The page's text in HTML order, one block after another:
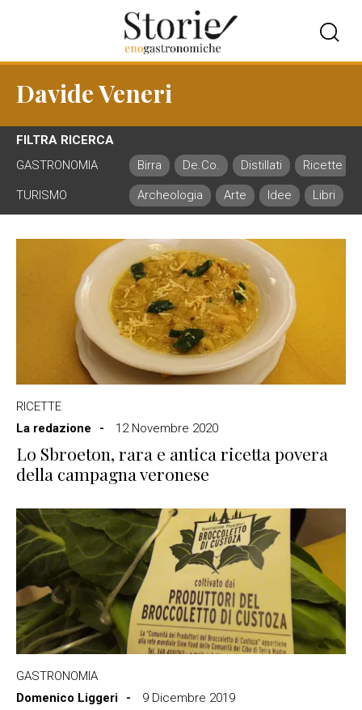
Davide Veneri
FILTRA RICERCA
GASTRONOMIA
Birra De.Co. Distillati Ricette
TURISMO Archeologia Arte Idee Libri
RICETTE
La redazione
12 Novembre 2020
Lo Sbroeton, rara e antica ricetta povera
della campagna veronese
GASTRONOMIA
Domenico Liggeri
9 Dicembre 2019